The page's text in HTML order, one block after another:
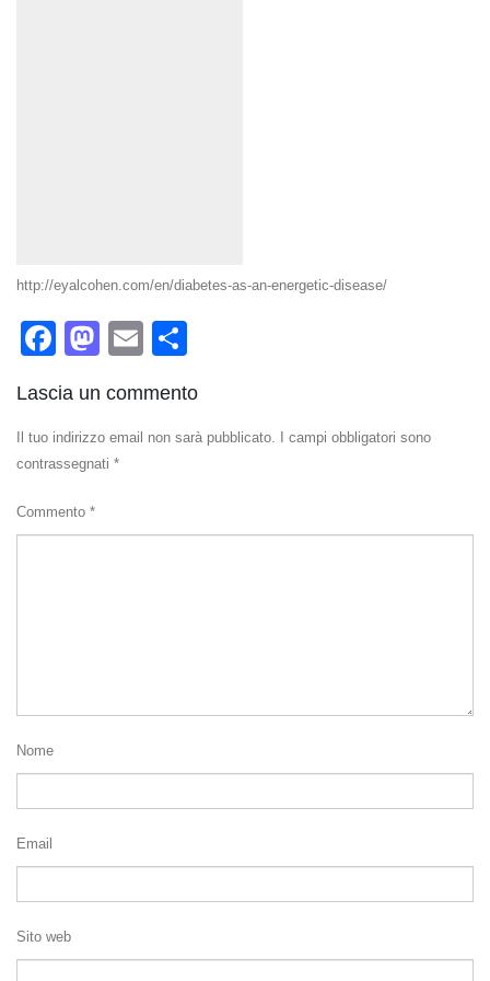
http://eyalcohen.com/en/diabetes-as-an-energetic-disease/
Facebook
Mastodon
Email
Lascia un commento
Il tuo indirizzo email non sarà pubblicato.
I campi obbligatori sono
contrassegnati *
Commento *
Nome
Email
Sito web